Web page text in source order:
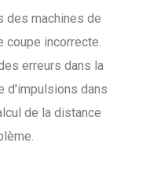
des machines de
coupe incorrecte.
erreurs dans la
d'impulsions dans
de la distance